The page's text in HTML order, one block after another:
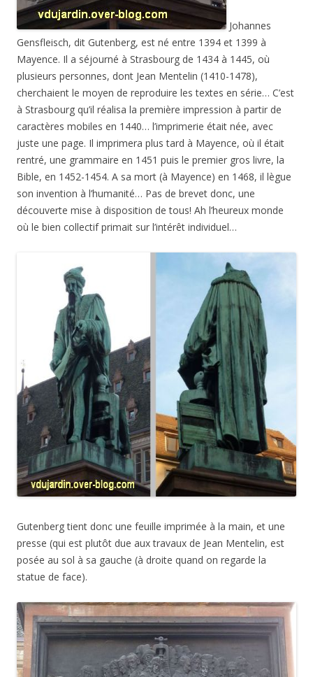
Johannes
Gensfleisch, dit Gutenberg, est né entre 1394 et 1399 à
Mayence. Il a séjourné à Strasbourg de 1434 à 1445, où
plusieurs personnes, dont Jean Mentelin (1410-1478),
cherchaient le moyen de reproduire les textes en série… C’est
à Strasbourg qu’il réalisa la première impression à partir de
caractères mobiles en 1440… l’imprimerie était née, avec
juste une page. Il imprimera plus tard à Mayence, où il était
rentré, une grammaire en 1451 puis le premier gros livre, la
Bible, en 1452-1454. A sa mort (à Mayence) en 1468, il lègue
son invention à l’humanité… Pas de brevet donc, une
découverte mise à disposition de tous! Ah l’heureux monde
où le bien collectif primait sur l’intérêt individuel…
Gutenberg tient donc une feuille imprimée à la main, et une
presse (qui est plutôt due aux travaux de Jean Mentelin, est
posée au sol à sa gauche (à droite quand on regarde la
statue de face).